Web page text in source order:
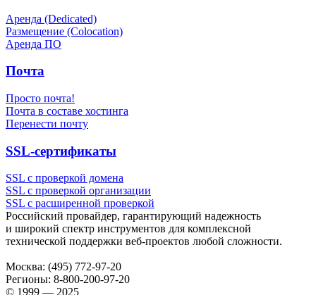
Аренда (Dedicated)
Размещение (Colocation)
Аренда ПО
Почта
Просто почта!
Почта в составе хостинга
Перенести почту
SSL-сертификаты
SSL с проверкой домена
SSL с проверкой организации
SSL с расширенной проверкой
Российский провайдер, гарантирующий надежность
и широкий спектр инструментов для комплексной
технической поддержки веб-проектов любой сложности.
Москва: (495) 772-97-20
Регионы: 8-800-200-97-20
© 1999 — 2025